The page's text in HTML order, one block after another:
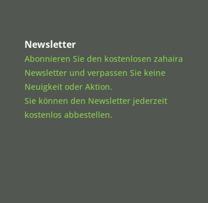
Newsletter
Abonnieren Sie den kostenlosen zahaira
Newsletter und verpassen Sie keine
Neuigkeit oder Aktion.
Sie können den Newsletter jederzeit
kostenlos abbestellen.